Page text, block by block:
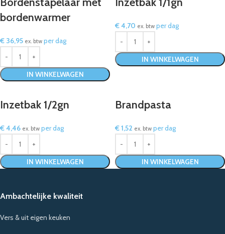
bordenwarmer
€ 36,95 ex. btw per dag
IN WINKELWAGEN
€4,70 ex. btw per dag
IN WINKELWAGEN
Inzetbak 1/2gn
€4,46 ex. btw per dag
IN WINKELWAGEN
Brandpasta
€1,52 ex. btw per dag
IN WINKELWAGEN
Ambachtelijke kwaliteit
Vers & uit eigen keuken